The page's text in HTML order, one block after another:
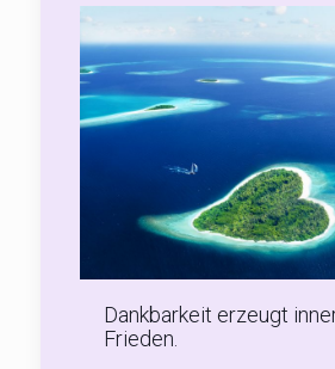
Dankbarkeit erzeugt
Frieden.